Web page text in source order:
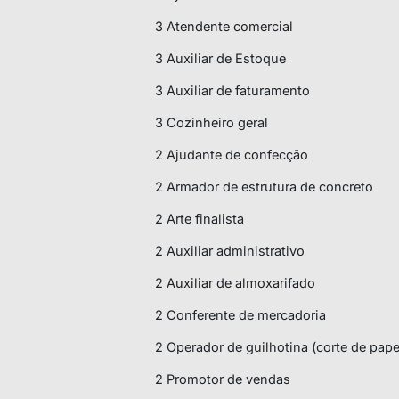
3 Atendente comercial
3 Auxiliar de Estoque
3 Auxiliar de faturamento
3 Cozinheiro geral
2 Ajudante de confecção
2 Armador de estrutura de concreto
2 Arte finalista
2 Auxiliar administrativo
2 Auxiliar de almoxarifado
2 Conferente de mercadoria
2 Operador de guilhotina (corte de
2 Promotor de vendas